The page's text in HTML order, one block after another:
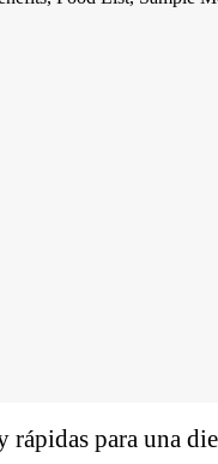
rápidas para una